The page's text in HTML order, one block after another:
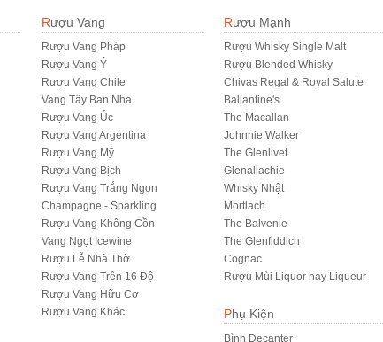
Rượu Vang
Rượu Vang Pháp
Rượu Vang Ý
Rượu Vang Chile
Vang Tây Ban Nha
Rượu Vang Úc
Rượu Vang Argentina
Rượu Vang Mỹ
Rượu Vang Bịch
Rượu Vang Trắng Ngon
Champagne - Sparkling
Rượu Vang Không Cồn
Vang Ngọt Icewine
Rượu Lễ Nhà Thờ
Rượu Vang Trên 16 Độ
Rượu Vang Hữu Cơ
Rượu Vang Khác
Rượu Mạnh
Rượu Whisky Single Malt
Rượu Blended Whisky
Chivas Regal & Royal Salute
Ballantine's
The Macallan
Johnnie Walker
The Glenlivet
Glenallachie
Whisky Nhật
Mortlach
The Balvenie
The Glenfiddich
Cognac
Rượu Mùi Liquor hay Liqueur
Phụ Kiện
Bình Decanter